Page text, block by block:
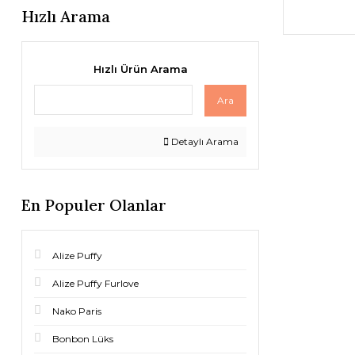
Hızlı Arama
Hızlı Ürün Arama
Ara
Detaylı Arama
En Populer Olanlar
Alize Puffy
Alize Puffy Furlove
Nako Paris
Bonbon Lüks